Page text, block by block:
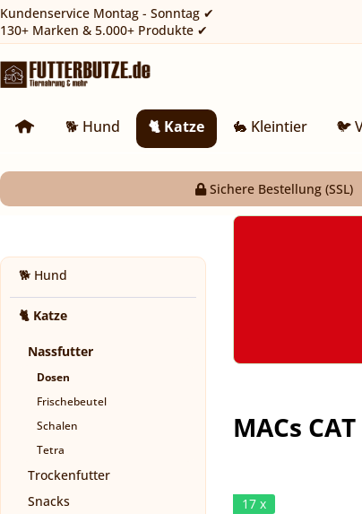
Kundenservice Montag - Sonntag ✔
130+ Marken & 5.000+ Produkte ✔
🐕 Hund 🐈 Katze 🐇 Kleintier 🐦
Sichere Bestellung (SSL)
🐕 Hund
🐈 Katze
Nassfutter
Dosen
Frischebeutel
Schalen
Tetra
Trockenfutter
Snacks
MACs
17 x